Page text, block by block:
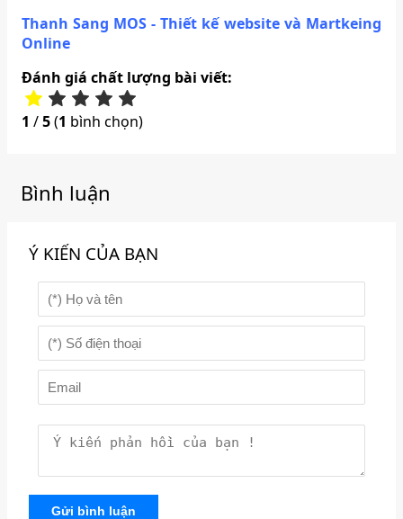
Thanh Sang MOS - Thiết kế website và Martkeing
Online
Đánh giá chất lượng bài viết:
1 /5(1 bình chọn)
Bình luận
Ý KIẾN CỦA BẠN
Gửi bình luận